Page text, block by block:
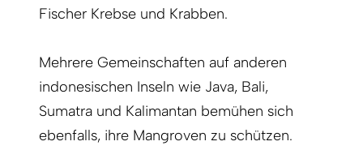
Fischer Krebse und Krabben.
Mehrere Gemeinschaften auf anderen
indonesischen Inseln wie Java, Bali,
Sumatra und Kalimantan bemühen sich
ebenfalls, ihre Mangroven zu schützen.